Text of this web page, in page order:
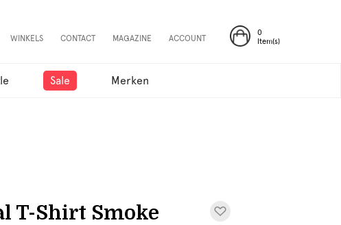
0
Item(s)
WINKELS CONTACT MAGAZINE ACCOUNT
Sale Merken
T-Shirt Smoke